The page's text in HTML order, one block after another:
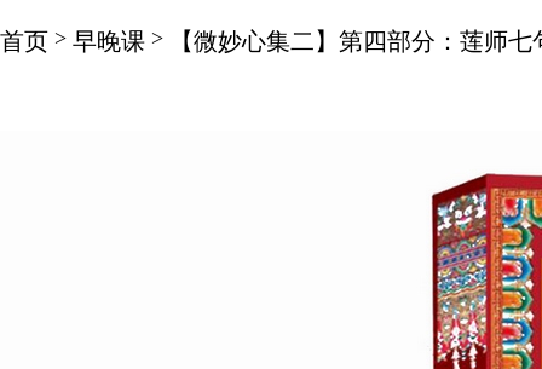
首页 > 早晚课 > 【微妙心集二】第四部分：莲师